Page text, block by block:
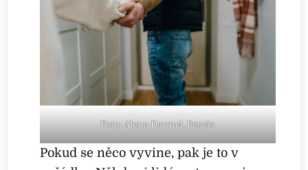
Foto: Alena Darmel, Pexels
Pokud se něco vyvine, pak je to v